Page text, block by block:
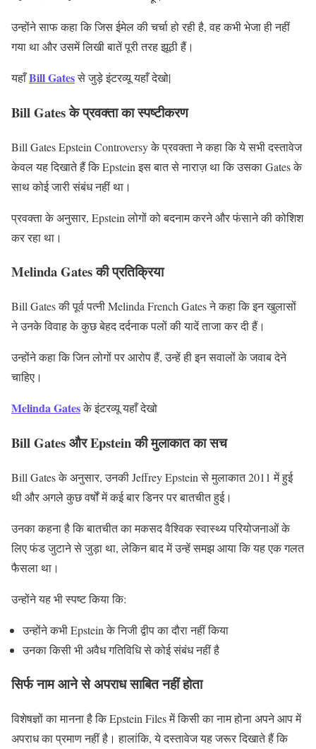
उन्होंने साफ कहा कि जिस ईमेल की चर्चा हो रही है, वह कभी भेजा ही नहीं
गया था और उसमें लिखी बातें पूरी तरह झूठी हैं।
यहाँBill Gatesसे जुड़े इंटरव्यूयहाँ देखो|
Bill Gates के प्रवक्ता का स्पष्टीकरण
Bill Gates Epstein Controversy के प्रवक्ता ने कहा कि ये सभी दस्तावेज
केवल यह दिखाते हैं कि Epstein इस बात से नाराज़ था कि उसका Gates के
साथ कोई जारी संबंध नहीं था।
प्रवक्ता के अनुसार, Epstein लोगों को बदनाम करने और फंसाने की कोशिश
कर रहा था।
Melinda Gates की प्रतिक्रिया
Bill Gates की पूर्व पत्नी Melinda French Gates ने कहा कि इन खुलासों
ने उनके विवाह के कुछ बेहद दर्दनाक पलों की यादें ताजा कर दी हैं।
उन्होंने कहा कि जिन लोगों पर आरोप हैं, उन्हें ही इन सवालों के जवाब देने
चाहिए।
Melinda Gatesके इंटरव्यूयहाँ देखो
Bill Gates और Epstein की मुलाकात का सच
Bill Gates के अनुसार, उनकी Jeffrey Epstein से मुलाकात 2011 में हुई
थी और अगले कुछ वर्षों में कई बार डिनर पर बातचीत हुई।
उनका कहना है कि बातचीत का मकसद वैश्विक स्वास्थ्य परियोजनाओं के
लिए फंड जुटाने से जुड़ा था, लेकिन बाद में उन्हें समझ आया कि यह एक गलत
फैसला था।
उन्होंने यह भी स्पष्ट किया कि:
उन्होंने कभी Epstein के निजी द्वीप का दौरा नहीं किया
उनका किसी भी अवैध गतिविधि से कोई संबंध नहीं है
सिर्फ नाम आने से अपराध साबित नहीं होता
विशेषज्ञों का मानना है कि Epstein Files में किसी का नाम होना अपने आप में
अपराध का प्रमाण नहीं है। हालांकि, ये दस्तावेज यह जरूर दिखाते हैं कि